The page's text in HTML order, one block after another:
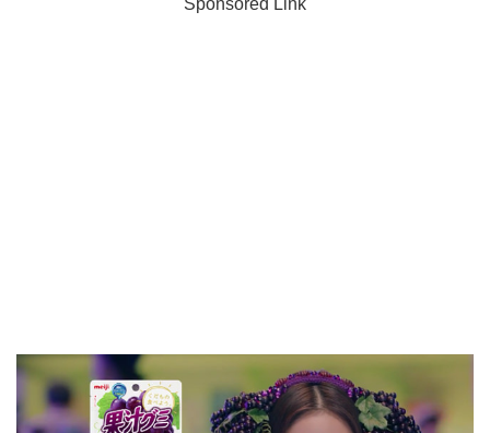
Sponsored Link